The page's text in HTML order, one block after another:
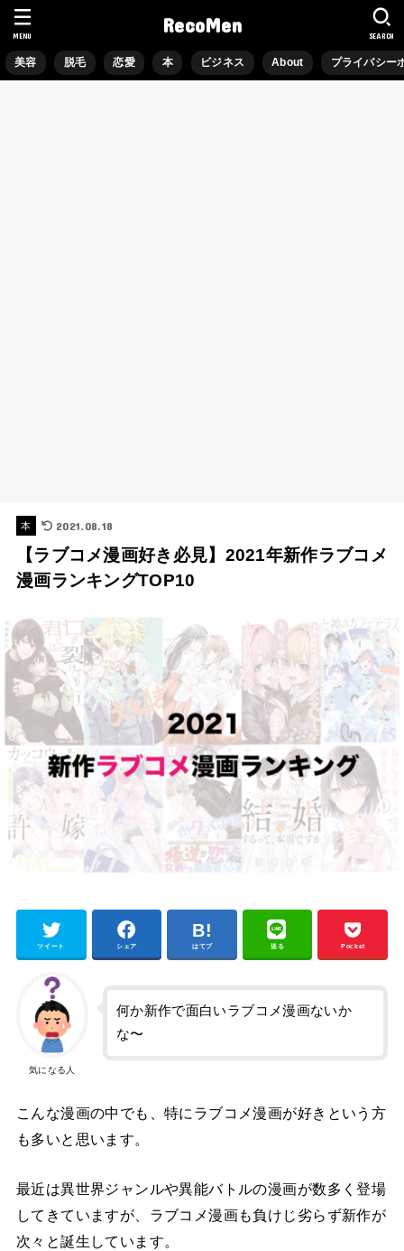
RecoMen
美容 脱毛 恋愛 本 ビジネス About プライバシー
SEARCH
MENU
本 2021.08.18
【ラブコメ漫画好き必見】2021年新作ラブコメ
漫画ランキングTOP10
ツイート シェア はてブ 送る Pocket
気になる人
何か新作で面白いラブコメ漫画ないか
な〜
こんな漫画の中でも、特にラブコメ漫画が好きという方
も多いと思います。
最近は異世界ジャンルや異能バトルの漫画が数多く登場
してきていますが、ラブコメ漫画も負けじ劣らず新作が
次々と誕生しています。